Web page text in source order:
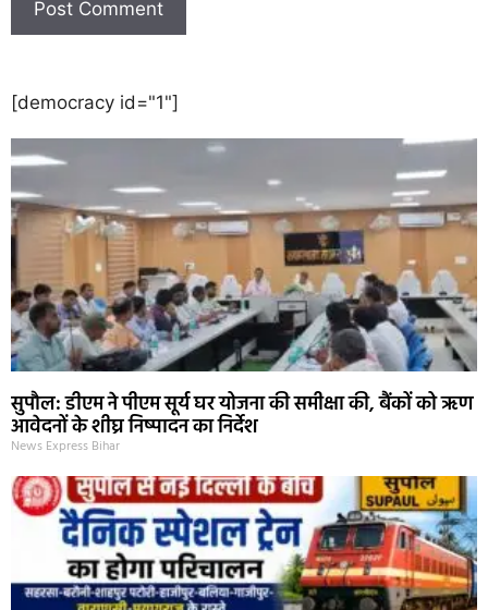
[democracy id="1"]
सुपौल: डीएम ने पीएम सूर्य घर योजना की समीक्षा की, बैंकों को ऋण
आवेदनों के शीघ्र निष्पादन का निर्देश
News Express Bihar